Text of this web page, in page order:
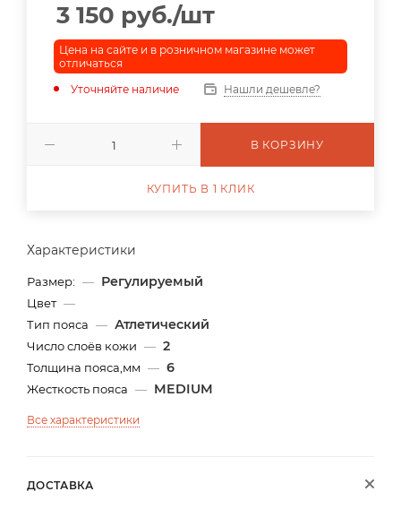
Характеристики
Размер: — Регулируемый
Цвет —
Тип пояса — Атлетический
Число слоёв кожи — 2
Толщина пояса,мм — 6
Жесткость пояса — MEDIUM
Все характеристики
ДОСТАВКА
3 150 руб./шт
Цена на сайте и в розничном магазине может
отличаться
Уточняйте наличие
Нашли дешевле?
В КОРЗИНУ
КУПИТЬ В 1 КЛИК